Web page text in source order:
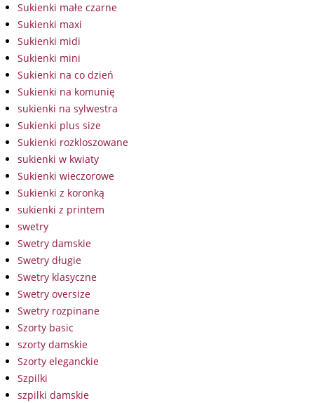
Sukienki małe czarne
Sukienki maxi
Sukienki midi
Sukienki mini
Sukienki na co dzień
Sukienki na komunię
sukienki na sylwestra
Sukienki plus size
Sukienki rozkloszowane
sukienki w kwiaty
Sukienki wieczorowe
Sukienki z koronką
sukienki z printem
swetry
Swetry damskie
Swetry długie
Swetry klasyczne
Swetry oversize
Swetry rozpinane
Szorty basic
szorty damskie
Szorty eleganckie
Szpilki
szpilki damskie